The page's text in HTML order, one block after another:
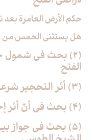
حكم الأرض العامرة بعد
هل يستثنى الخمس من
(2) بحث في شمول
الفتح‏
(3) أثر التحجير شرعاً
(4) بحث في أنّ أثر إحياء الأرض هو الملكيّة أو الحقّ‏
(5) بحث في جواز